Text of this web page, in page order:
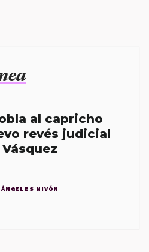
al capricho
revés judicial
NIVÓN